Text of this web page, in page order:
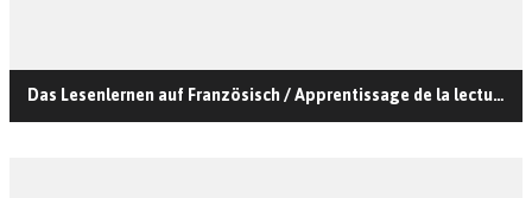
Das Lesenlernen auf Französisch / Apprentissage de la lecture.